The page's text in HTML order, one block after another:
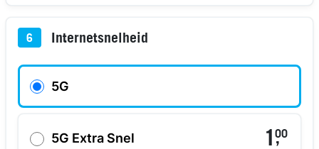
6 Internetsnelheid
5G
5G Extra Snel 1 ,
00